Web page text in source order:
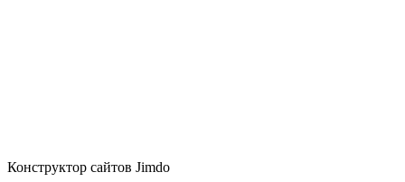
Конструктор сайтов Jimdo